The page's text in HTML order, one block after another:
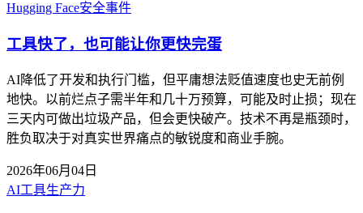
Hugging Face安全事件
工具快了，也可能让你更快完蛋
AI降低了开发和执行门槛，但平庸想法贬值速度也史无前例
地快。以前烂点子需半年和几十万预算，可能及时止损；现在
三天内可做出垃圾产品，但会更快破产。技术不再是瓶颈时，
胜负取决于对真实世界痛点的敏锐度和商业手腕。
2026年06月04日
AI工具生产力